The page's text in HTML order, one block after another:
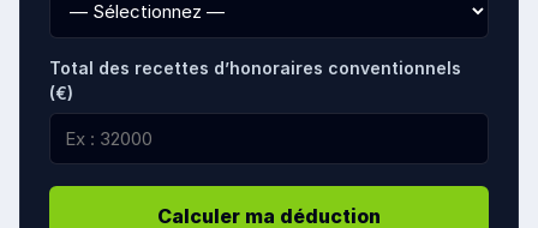
Total des recettes d’honoraires conventionnels
(€)
Calculer ma déduction